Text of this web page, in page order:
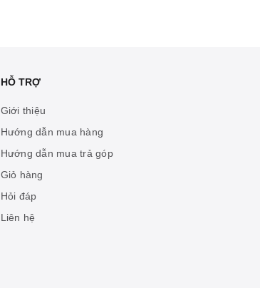
HỖ TRỢ
Giới thiệu
Hướng dẫn mua hàng
Hướng dẫn mua trả góp
Giỏ hàng
Hỏi đáp
Liên hệ